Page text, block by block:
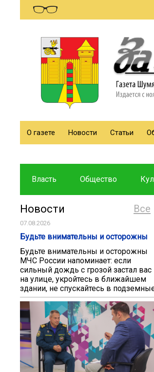
О газете Новости Статьи
Власть Общество
Все
Новости
07.08.2026
️Будьте внимательны и осторожны️
️Будьте внимательны и осторожны️
МЧС России напоминает: если
сильный дождь с грозой застал вас
на улице, укройтесь в ближайшем
здании, не спускайтесь в